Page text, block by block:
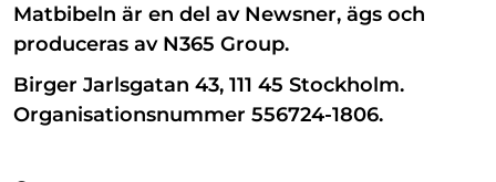
Matbibeln är en del av Newsner, ägs och
produceras av N365 Group.
Birger Jarlsgatan 43, 111 45 Stockholm.
Organisationsnummer 556724-1806.